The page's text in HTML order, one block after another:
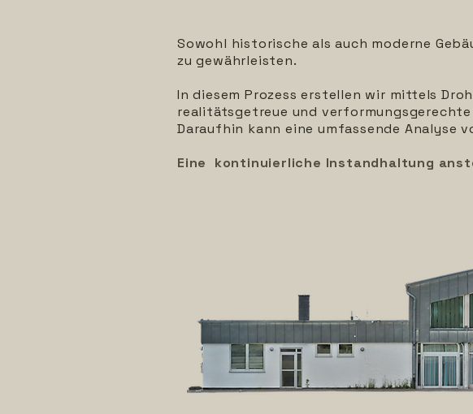
Sowohl historische als auch moderne
zu gewährleisten.
In diesem Prozess erstellen wir mittels
realitätsgetreue und verformungsgerechte
Daraufhin kann eine umfassende Analyse
Eine kontinuierliche Instandhaltung